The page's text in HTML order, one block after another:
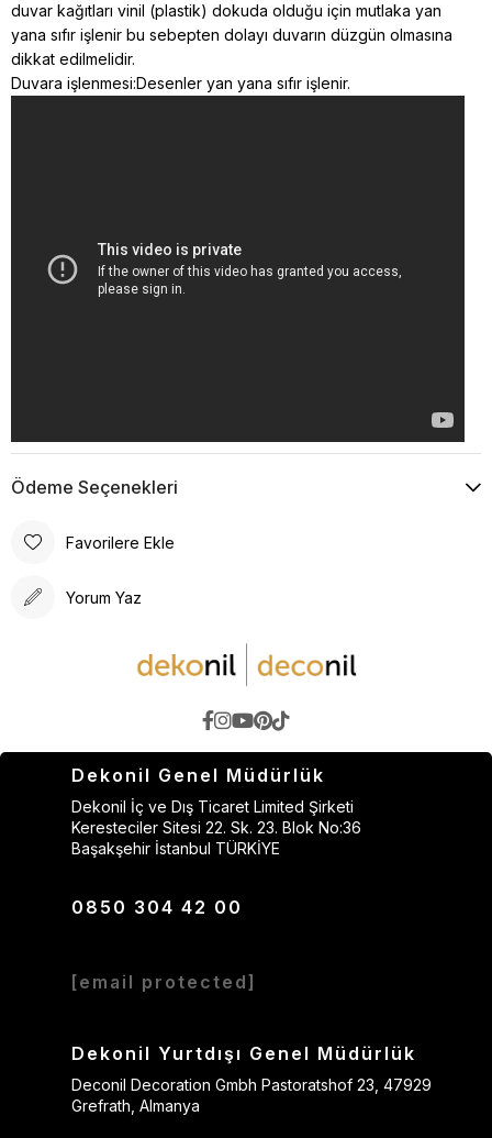
duvar kağıtları vinil (plastik) dokuda olduğu için mutlaka yan
yana sıfır işlenir bu sebepten dolayı duvarın düzgün olmasına
dikkat edilmelidir.
Duvara işlenmesi:Desenler yan yana sıfır işlenir.
Ödeme Seçenekleri
Favorilere Ekle
Yorum Yaz
Dekonil Genel Müdürlük
Dekonil İç ve Dış Ticaret Limited Şirketi
Keresteciler Sitesi 22. Sk. 23. Blok No:36
Başakşehir İstanbul TÜRKİYE
0850 304 42 00
[email protected]
Dekonil Yurtdışı Genel Müdürlük
Deconil Decoration Gmbh Pastoratshof 23, 47929
Grefrath, Almanya